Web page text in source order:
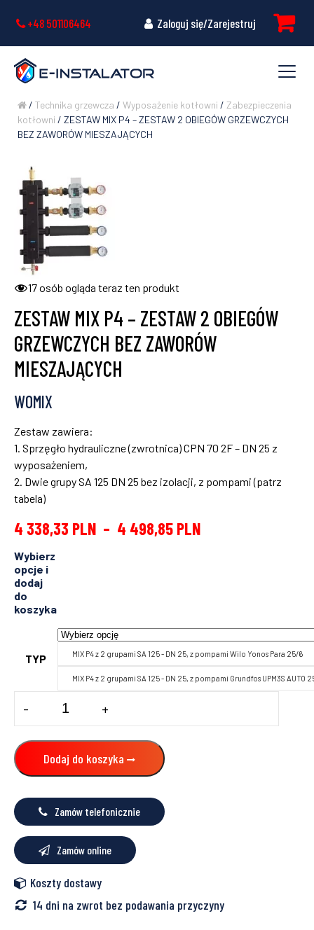
+48 501106464 Zaloguj się/Zarejestruj
/ Technika grzewcza / Wyposażenie kotłowni / Zabezpieczenia
kotłowni / ZESTAW MIX P4 – ZESTAW 2 OBIEGÓW GRZEWCZYCH
BEZ ZAWORÓW MIESZAJĄCYCH
17osób ogląda teraz ten produkt
ZESTAW MIX P4 – ZESTAW 2 OBIEGÓW
GRZEWCZYCH BEZ ZAWORÓW
MIESZAJĄCYCH
WOMIX
Zestaw zawiera:
1. Sprzęgło hydrauliczne (zwrotnica) CPN 70 2F – DN 25 z
wyposażeniem,
2. Dwie grupy SA 125 DN 25 bez izolacji, z pompami (patrz
tabela)
4 338,33 PLN – 4 498,85 PLN
TYP MIX P4 z 2 grupami SA 125 - DN 25, z pompami Wilo Yonos Para 25/6
MIX P4 z 2 grupami SA 125 - DN 25, z pompami Grundfos UPM3S AUTO
ZESTAW
MIX
-
ZESTAW
GRZEWCZYCH
BEZ
MIESZAJĄCYCH
- +
Dodaj do koszyka
Zamów telefonicznie
Zamów online
Koszty dostawy
14 dni na zwrot bez podawania przyczyny